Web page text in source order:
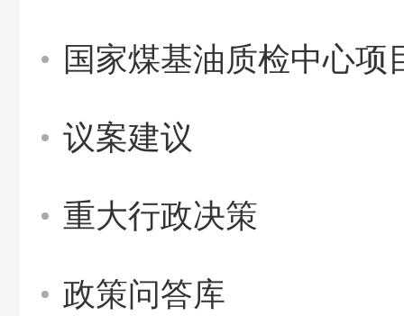
国家煤基油质检中心项
议案建议
重大行政决策
政策问答库